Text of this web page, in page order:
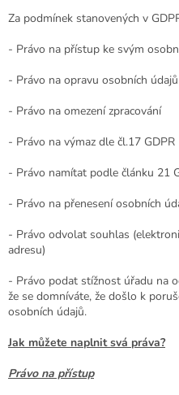
Za podmínek stanovených v
- Právo na přístup ke svým
- Právo na opravu osobních
- Právo na omezení zpracování
- Právo na výmaz dle čl.17 GDPR
- Právo namítat podle článku 21
- Právo na přenesení osobních
- Právo odvolat souhlas
adresu)
- Právo podat stížnost úřadu na
že se domníváte, že došlo k
osobních údajů.
Jak můžete naplnit svá práva?
Právo na přístup